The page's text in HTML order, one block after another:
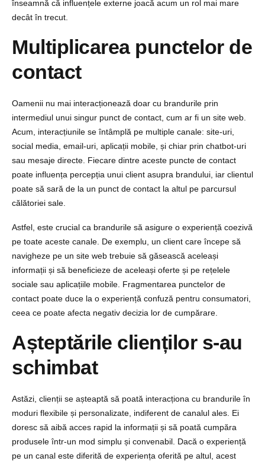
înseamnă că influențele externe joacă acum un rol mai mare
decât în trecut.
Multiplicarea punctelor de
contact
Oamenii nu mai interacționează doar cu brandurile prin
intermediul unui singur punct de contact, cum ar fi un site web.
Acum, interacțiunile se întâmplă pe multiple canale: site-uri,
social media, email-uri, aplicații mobile, și chiar prin chatbot-uri
sau mesaje directe. Fiecare dintre aceste puncte de contact
poate influența percepția unui client asupra brandului, iar clientul
poate să sară de la un punct de contact la altul pe parcursul
călătoriei sale.
Astfel, este crucial ca brandurile să asigure o experiență coezivă
pe toate aceste canale. De exemplu, un client care începe să
navigheze pe un site web trebuie să găsească aceleași
informații și să beneficieze de aceleași oferte și pe rețelele
sociale sau aplicațiile mobile. Fragmentarea punctelor de
contact poate duce la o experiență confuză pentru consumatori,
ceea ce poate afecta negativ decizia lor de cumpărare.
Așteptările clienților s-au
schimbat
Astăzi, clienții se așteaptă să poată interacționa cu brandurile în
moduri flexibile și personalizate, indiferent de canalul ales. Ei
doresc să aibă acces rapid la informații și să poată cumpăra
produsele într-un mod simplu și convenabil. Dacă o experiență
pe un canal este diferită de experiența oferită pe altul, acest